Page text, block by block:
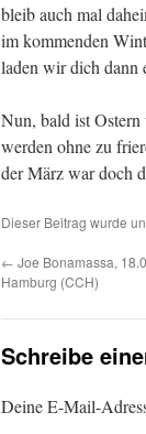
bleib auch mal
im kommenden
laden wir dich dann
Nun, bald ist
werden ohne zu
der März war doch
Dieser Beitrag wurde
← Joe Bonamassa,
Hamburg (CCH)
Schreibe
Deine E-Mail-